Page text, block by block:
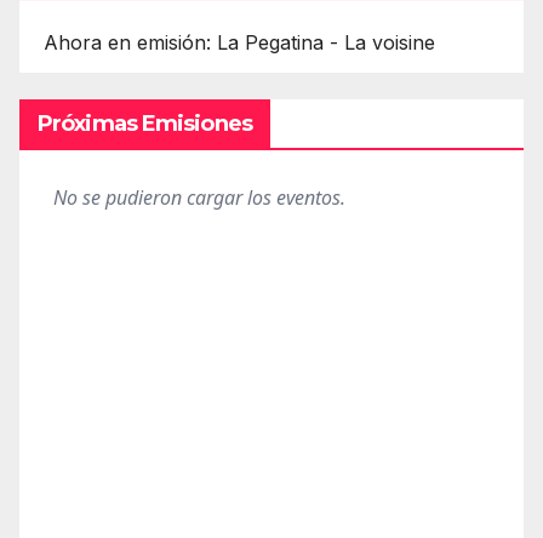
Ahora en emisión: La Pegatina - La voisine
Próximas Emisiones